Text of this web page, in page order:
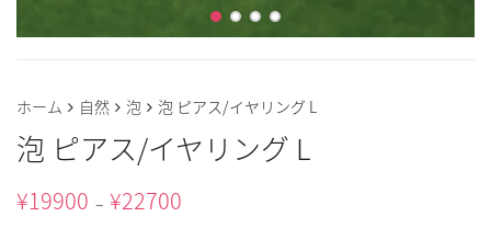
ホーム 自然 泡 泡 ピアス/イヤリング L
泡 ピアス/イヤリング L
¥19900 – ¥22700